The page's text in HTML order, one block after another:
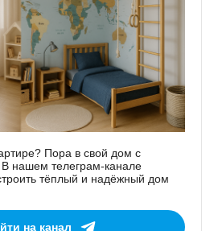
Пора в свой дом с
нашем телеграм-канале
тёплый и надёжный дом
на канал